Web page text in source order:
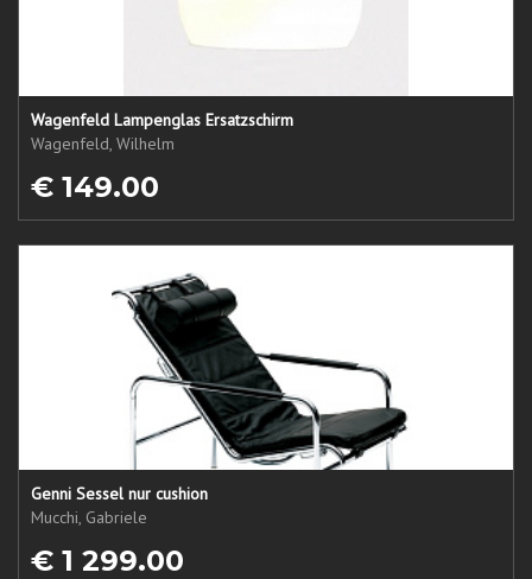
Wagenfeld Lampenglas Ersatzschirm
Wagenfeld, Wilhelm
€ 149.00
Genni Sessel nur cushion
Mucchi, Gabriele
€ 1 299.00